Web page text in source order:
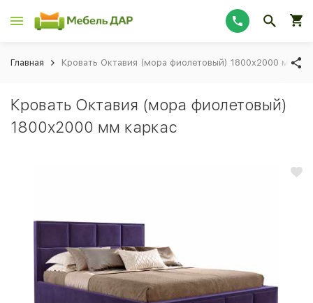
Главная Кровать Октавия (мора фиолетовый) 1800x2000 мм
Кровать Октавия (мора фиолетовый)
1800x2000 мм каркас